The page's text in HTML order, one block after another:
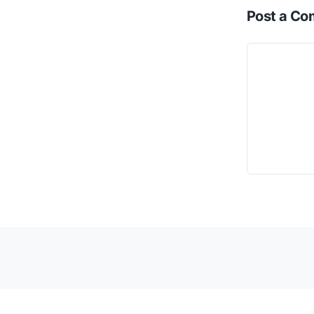
Post a